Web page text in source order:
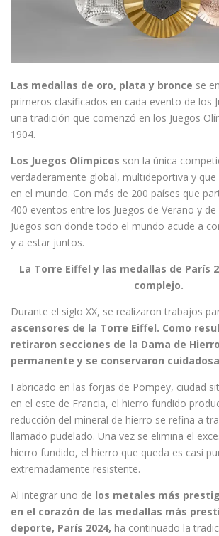
Las medallas de oro, plata y bronce se
primeros clasificados en cada evento de los
una tradición que comenzó en los Juegos
1904.
Los Juegos Olímpicos son la única
verdaderamente global, multideportiva y que
en el mundo. Con más de 200 países que
400 eventos entre los Juegos de Verano y
Juegos son donde todo el mundo acude a
y a estar juntos.
La Torre Eiffel y las medallas de París
complejo.
Durante el siglo XX, se realizaron trabajos
ascensores de la Torre Eiffel. Como
retiraron secciones de la Dama de
permanente y se conservaron
Fabricado en las forjas de Pompey, ciudad
en el este de Francia, el hierro fundido
reducción del mineral de hierro se refina a
llamado pudelado. Una vez se elimina el
hierro fundido, el hierro que queda es casi
extremadamente resistente.
Al integrar uno de los metales más
en el corazón de las medallas más
deporte, París 2024, ha continuado la